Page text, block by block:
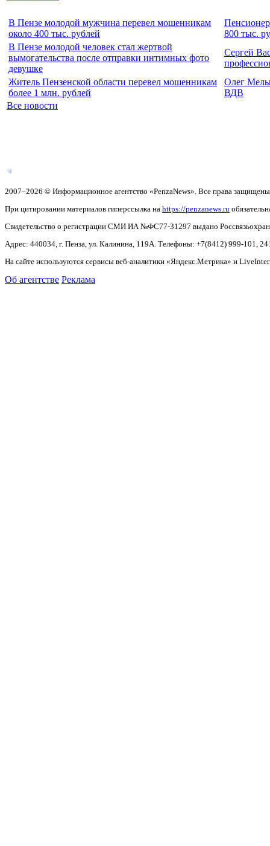
В Пензе молодой мужчина перевел мошенникам
около 400 тыс. рублей
800 тыс.
В Пензе молодой человек стал жертвой
вымогательства после отправки интимных фото
девушке
Сергей
Житель Пензенской области перевел мошенникам
более 1 млн. рублей
Олег
ВДВ
Все новости
2007–2026 © Информационное агентство «PenzaNews». Все права
При цитировании материалов гиперссылка на https://penzanews.ru
Свидетельство о регистрации СМИ ИА №ФС77-31297 выдано
Адрес: 440034, г. Пенза, ул. Калинина, 119А. Телефоны: +7(8412) 999-101,
На сайте используются сервисы веб-аналитики «Яндекс.Метрика» и
Об агентстве Реклама